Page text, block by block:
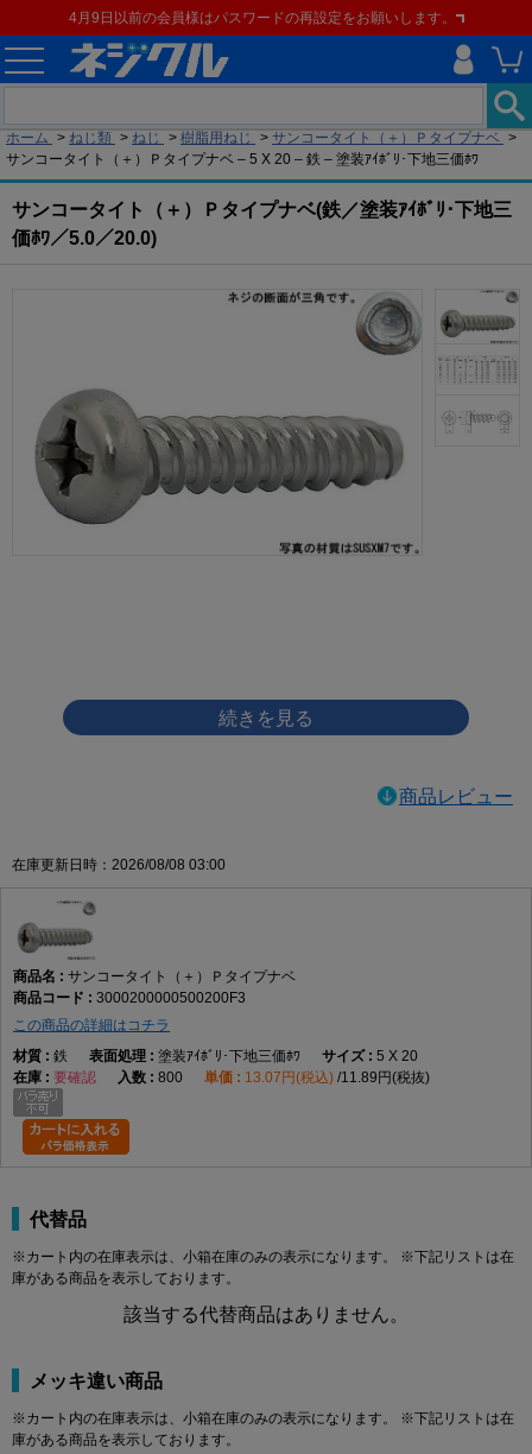
4月9日以前の会員様はパスワードの再設定をお願いします。
ホーム > ねじ類 > ねじ > 樹脂用ねじ > サンコータイト（＋）Ｐタイプナベ >
サンコータイト（＋）Ｐタイプナベ – 5 X 20 – 鉄 – 塗装ｱｲﾎﾞﾘ･下地三価ﾎﾜ
サンコータイト（＋）Ｐタイプナベ(鉄／塗装ｱｲﾎﾞﾘ･下地三
価ﾎﾜ／5.0／20.0)
商品レビュー
在庫更新日時：2026/08/08 03:00
サンコータイト（＋）Ｐタイプナベ
3000200000500200F3
この商品の詳細はコチラ
鉄
塗装ｱｲﾎﾞﾘ･下地三価ﾎﾜ
5 X 20
要確認
800 13.07円(税込) 11.89円(税抜)
代替品
※カート内の在庫表示は、小箱在庫のみの表示になります。 ※下記リストは在
庫がある商品を表示しております。
該当する代替商品はありません。
メッキ違い商品
※カート内の在庫表示は、小箱在庫のみの表示になります。 ※下記リストは在
庫がある商品を表示しております。